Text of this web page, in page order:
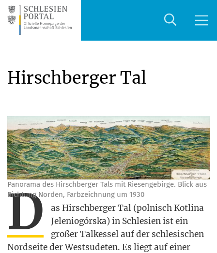
Hirschberger Tal
Pan­ora­ma des Hirsch­ber­ger Tals mit Rie­sen­ge­bir­ge. Blick aus
Rich­tung Nor­den, Farb­zeich­nung um 1930
D
as Hirsch­ber­ger Tal (pol­nisch Kot­li­na
Jele­nio­gór­s­ka) in Schle­si­en ist ein
gro­ßer Tal­kes­sel auf der schle­si­schen
Nord­sei­te der West­su­de­ten. Es liegt auf einer